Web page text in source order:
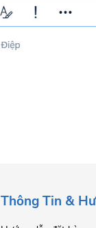
Thông Tin &